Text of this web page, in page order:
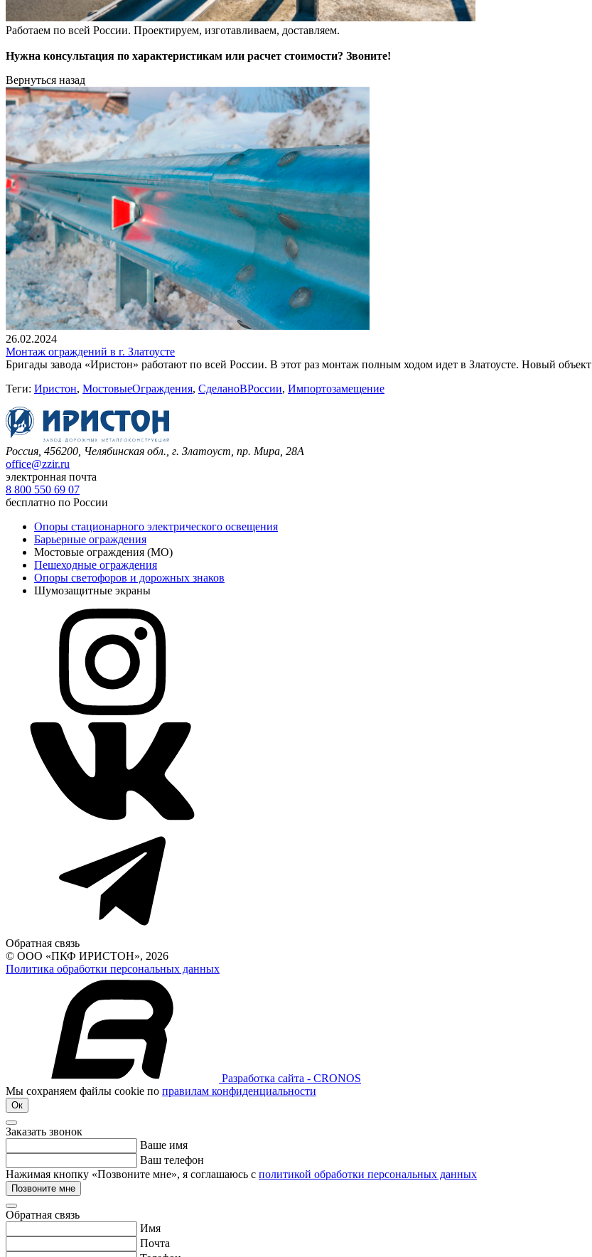
Работаем по всей России. Проектируем, изготавливаем, доставляем.
Нужна консультация по характеристикам или расчет стоимости? Звоните!
Вернуться назад
26.02.2024
Монтаж ограждений в г. Златоусте
Бригады завода «Иристон» работают по всей России. В этот раз монтаж полным ходом идет в Златоусте. Новый
Теги: Иристон, МостовыеОграждения, СделаноВРоссии, Импортозамещение
Россия, 456200, Челябинская обл., г. Златоуст, пр. Мира, 28А
office@zzir.ru
электронная почта
8 800 550 69 07
бесплатно по России
Опоры стационарного электрического освещения
Барьерные ограждения
Мостовые ограждения (МО)
Пешеходные ограждения
Опоры светофоров и дорожных знаков
Шумозащитные экраны
Обратная связь
© ООО «ПКФ ИРИСТОН», 2026
Политика обработки персональных данных
Разработка сайта - CRONOS
Мы сохраняем файлы cookie по правилам конфиденциальности
Ок
Заказать звонок
Ваше имя
Ваш телефон
Нажимая кнопку «Позвоните мне», я соглашаюсь с политикой обработки персональных данных
Позвоните мне
Обратная связь
Имя
Почта